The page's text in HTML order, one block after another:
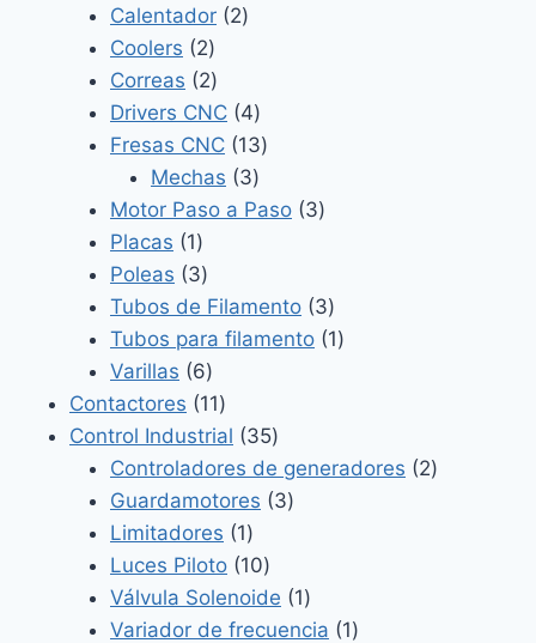
Calentador 22
Coolers 22
productos
Correas 22
productos
Drivers CNC 44
productos
Fresas CNC 1313
Mechas 33
productos
Motor Paso a Paso 33
Placas 11
producto
Poleas 33
productos
Tubos de Filamento 33
productos
Tubos para filamento 11
Varillas 66
productos
Contactores 1111
productos
Control Industrial 3535
productos
Controladores de generadores 22
Guardamotores 33
Limitadores 11
producto
Luces Piloto 1010
productos
Válvula Solenoide 11
producto
Variador de frecuencia 11